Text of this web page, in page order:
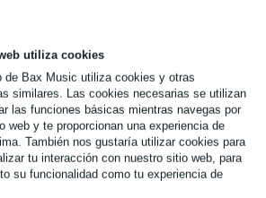
utiliza cookies
de Bax Music utiliza cookies y otras
similares. Las cookies necesarias se utilizan
las funciones básicas mientras navegas por
web y te proporcionan una experiencia de
También nos gustaría utilizar cookies para
tu interacción con nuestro sitio web, para
su funcionalidad como tu experiencia de